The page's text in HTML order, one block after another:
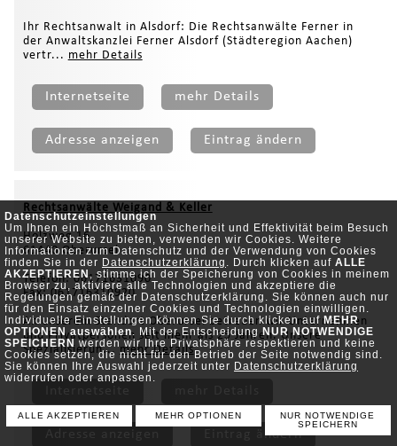
Datenschutzeinstellungen
Um Ihnen ein Höchstmaß an Sicherheit und Effektivität beim Besuch
unserer Website zu bieten, verwenden wir Cookies. Weitere
Informationen zum Datenschutz und der Verwendung von Cookies
finden Sie in der Datenschutzerklärung . Durch klicken auf ALLE
AKZEPTIEREN, stimme ich der Speicherung von Cookies in meinem
Browser zu, aktiviere alle Technologien und akzeptiere die
Regelungen gemäß der Datenschutzerklärung. Sie können auch nur
für den Einsatz einzelner Cookies und Technologien einwilligen.
Individuelle Einstellungen können Sie durch klicken aufMEHR
OPTIONEN auswählen. Mit der EntscheidungNUR NOTWENDIGE
SPEICHERN werden wir Ihre Privatsphäre respektieren und keine
Cookies setzen, die nicht für den Betrieb der Seite notwendig sind.
Sie können Ihre Auswahl jederzeit unter Datenschutzerklärung
widerrufen oder anpassen.
ALLE AKZEPTIEREN MEHR OPTIONEN
NUR NOTWENDIGE
SPEICHERN
Ihr Rechtsanwalt in Alsdorf: Die Rechtsanwälte Ferner in
der Anwaltskanzlei Ferner Alsdorf (Städteregion Aachen)
vertr... mehr Details
Internetseite mehr Details
Adresse anzeigen Eintrag ändern
Rechtsanwälte Weigand & Keller
Holzweg 16
61440 Oberursel
Telefon: 06171631090
Fax: 061716310920
An unserem Standort Oberursel betreuen wir Unternehmen
und Privatpersonen seit mehr als 25 Jahren. Unsere
Spezialisierun...mehr Details
Eintrag ändern